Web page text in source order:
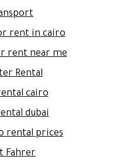
rent in cairo
rent near me
Rental
cairo
dubai
rental prices
Fahrer